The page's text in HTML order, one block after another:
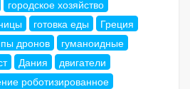
городское хозяйство
готовка еды
Греция
дронов
гуманоидные
Дания
двигатели
роботизированное